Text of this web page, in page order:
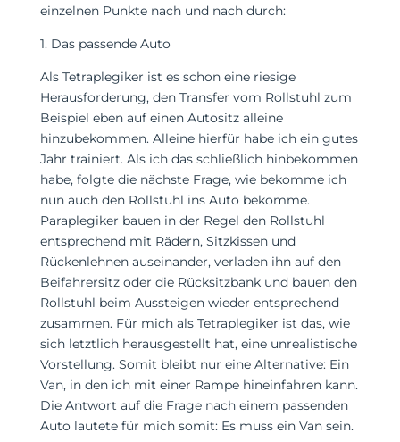
einzelnen Punkte nach und nach durch:
1. Das passende Auto
Als Tetraplegiker ist es schon eine riesige
Herausforderung, den Transfer vom Rollstuhl zum
Beispiel eben auf einen Autositz alleine
hinzubekommen. Alleine hierfür habe ich ein gutes
Jahr trainiert. Als ich das schließlich hinbekommen
habe, folgte die nächste Frage, wie bekomme ich
nun auch den Rollstuhl ins Auto bekomme.
Paraplegiker bauen in der Regel den Rollstuhl
entsprechend mit Rädern, Sitzkissen und
Rückenlehnen auseinander, verladen ihn auf den
Beifahrersitz oder die Rücksitzbank und bauen den
Rollstuhl beim Aussteigen wieder entsprechend
zusammen. Für mich als Tetraplegiker ist das, wie
sich letztlich herausgestellt hat, eine unrealistische
Vorstellung. Somit bleibt nur eine Alternative: Ein
Van, in den ich mit einer Rampe hineinfahren kann.
Die Antwort auf die Frage nach einem passenden
Auto lautete für mich somit: Es muss ein Van sein.